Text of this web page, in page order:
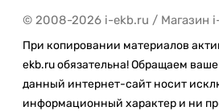
© 2008-2026 i-ekb.ru / Магазин
При копировании материалов
ekb.ru обязательна! Обращаем
данный интернет-сайт носит
информационный характер и ни